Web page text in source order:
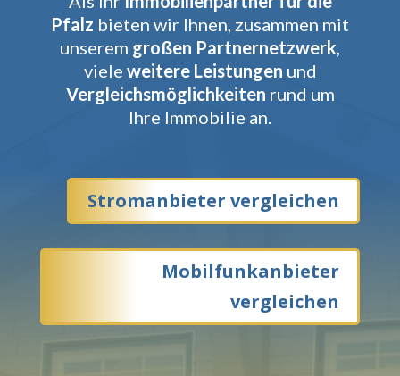
Pfalz bieten wir Ihnen, zusammen mit
unserem großen Partnernetzwerk,
viele weitere Leistungen und
Vergleichsmöglichkeiten rund um
Ihre Immobilie an.
Stromanbieter vergleichen
Mobilfunkanbieter
vergleichen